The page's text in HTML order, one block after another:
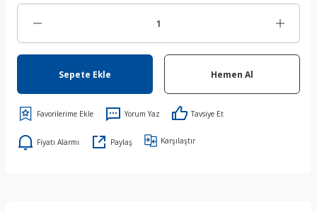
Sepete Ekle Hemen Al
Yorum Yaz Tavsiye Et
Fiyatı Alarmı Paylaş Karşılaştır